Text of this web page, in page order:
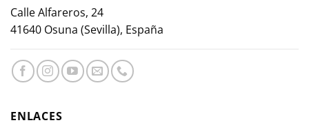
Calle Alfareros, 24
41640 Osuna (Sevilla), España
ENLACES